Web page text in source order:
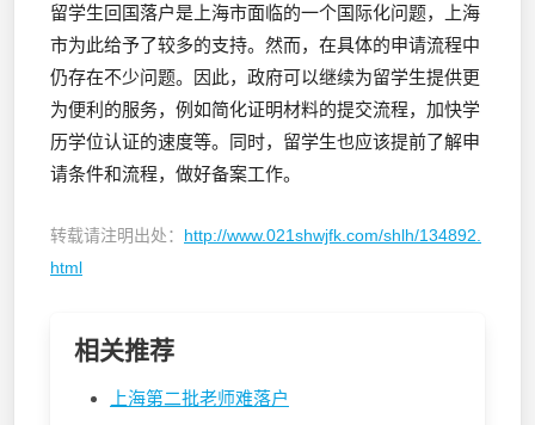
留学生回国落户是上海市面临的一个国际化问题，上海
市为此给予了较多的支持。然而，在具体的申请流程中
仍存在不少问题。因此，政府可以继续为留学生提供更
为便利的服务，例如简化证明材料的提交流程，加快学
历学位认证的速度等。同时，留学生也应该提前了解申
请条件和流程，做好备案工作。
转载请注明出处： http://www.021shwjfk.com/shlh/134892.
html
相关推荐
上海第二批老师难落户